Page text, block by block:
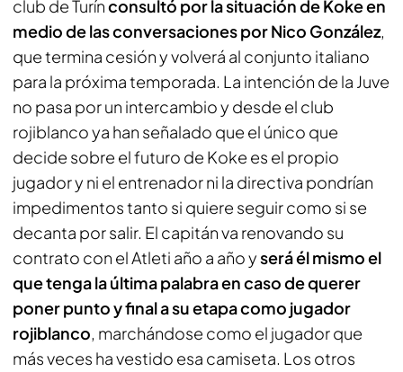
club de Turínconsultó por la situación de Koke en
medio de las conversaciones por Nico González,
que termina cesión y volverá al conjunto italiano
para la próxima temporada. La intención de la Juve
no pasa por un intercambio y desde el club
rojiblanco ya han señalado que el único que
decide sobre el futuro de Koke es el propio
jugador y ni el entrenador ni la directiva pondrían
impedimentos tanto si quiere seguir como si se
decanta por salir. El capitán va renovando su
contrato con el Atleti año a año yserá él mismo el
que tenga la última palabra en caso de querer
poner punto y final a su etapa como jugador
rojiblanco, marchándose como el jugador que
más veces ha vestido esa camiseta. Los otros